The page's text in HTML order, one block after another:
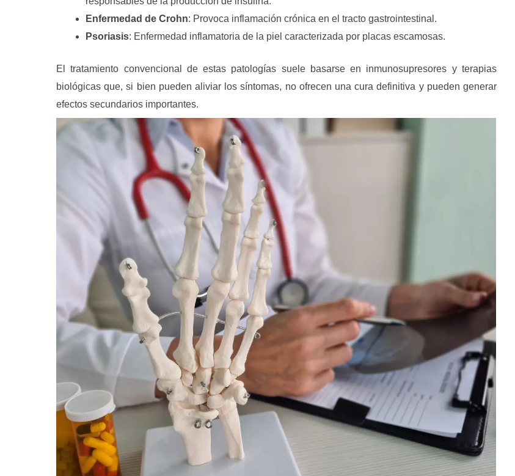
Enfermedad de Crohn: Provoca inflamación crónica en el tracto gastrointestinal.
Psoriasis: Enfermedad inflamatoria de la piel caracterizada por placas escamosas.
El tratamiento convencional de estas patologías suele basarse en inmunosupresores y terapias
biológicas que, si bien pueden aliviar los síntomas, no ofrecen una cura definitiva y pueden generar
efectos secundarios importantes.